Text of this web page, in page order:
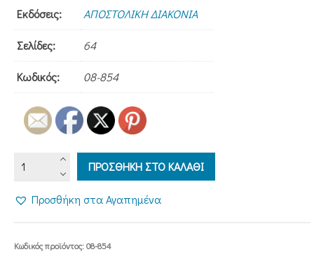
Εκδόσεις: ΑΠΟΣΤΟΛΙΚΗ ΔΙΑΚΟΝΙΑ
Σελίδες: 64
Κωδικός: 08-854
ΜΕΓΑΛΟΜΑΡΤΥΣ
ΑΓΙΟΣ
ΓΕΩΡΓΙΟΣ
ΠΡΟΣΘΗΚΗ ΣΤΟ ΚΑΛΑΘΙ
Προσθήκη στα Αγαπημένα
Κωδικός προϊόντος:08-854